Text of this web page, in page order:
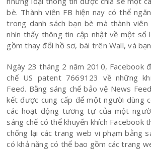
bè. Thành viên FB hiện nay có thể
trong danh sách bạn bè mà thành
nhìn thấy thông tin cập nhật về một số
gồm thay đổi hồ sơ, bài trên Wall, và
Ngày 23 tháng 2 năm 2010, Facebook
chế US patent 7669123 về những
Feed. Bằng sáng chế bảo vệ News
kết được cung cấp để một người dùng
các hoạt động tương tự của một
sáng chế có thể khuyến khích Facebook
chống lại các trang web vi phạm bằng
có khả năng có thể bao gồm các trang